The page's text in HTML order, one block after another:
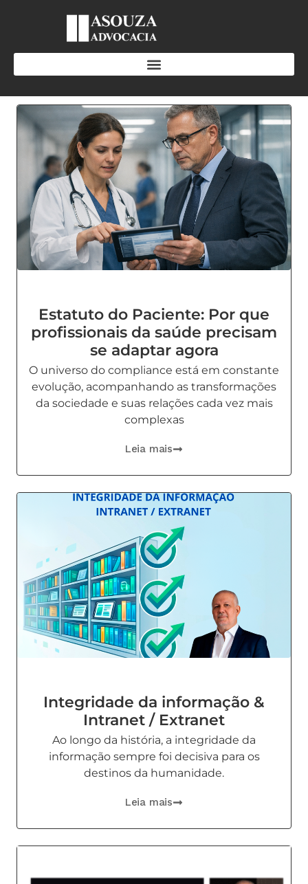
Estatuto do Paciente: Por que
profissionais da saúde precisam
se adaptar agora
O universo do compliance está em constante
evolução, acompanhando as transformações
da sociedade e suas relações cada vez mais
complexas
Leia mais
Integridade da informação &
Intranet / Extranet
Ao longo da história, a integridade da
informação sempre foi decisiva para os
destinos da humanidade.
Leia mais